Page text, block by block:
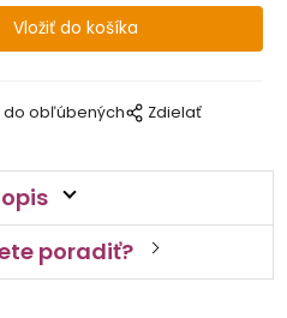
do obľúbených Zdielať
poradiť?